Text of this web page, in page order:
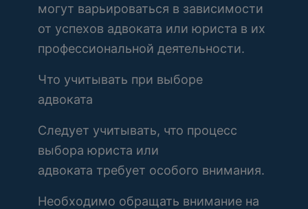
могут варьироваться в зависимости
от успехов адвоката или юриста в их
профессиональной деятельности.
Что учитывать при выборе
адвоката
Следует учитывать, что процесс
выбора юриста или
адвоката требует особого внимания.
Необходимо обращать внимание на